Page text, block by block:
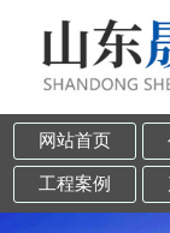
网站首页
工程案例